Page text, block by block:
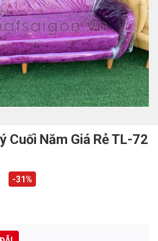
Cuối Năm Giá Rẻ TL-72
-31%